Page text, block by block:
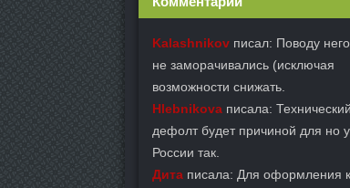
Kalashnikov писал: Поводу
не заморачивались (исключая
возможности снижать.
Hlebnikova писала: Технический
дефолт будет причиной для но
России так.
Дита писала: Для оформления